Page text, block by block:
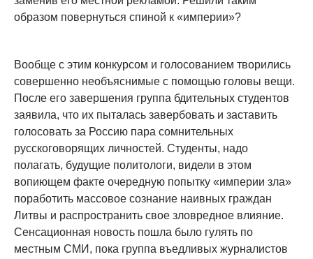
образом повернуться спиной к «империи»?
Вообще с этим конкурсом и голосованием творились
совершенно необъяснимые с помощью головы вещи.
После его завершения группа бдительных студентов
заявила, что их пыталась завербовать и заставить
голосовать за Россию пара сомнительных
русскоговорящих личностей. Студенты, надо
полагать, будущие политологи, видели в этом
вопиющем факте очередную попытку «империи зла»
поработить массовое сознание наивных граждан
Литвы и распространить свое зловредное влияние.
Сенсационная новость пошла было гулять по
местным СМИ, пока группа въедливых журналистов